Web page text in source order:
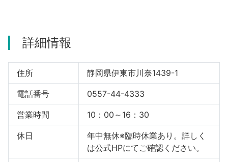
詳細情報
住所 静岡県伊東市川奈1439-1
電話番号 0557-44-4333
営業時間 10：00～16：30
休日
年中無休※臨時休業あり。詳しく
は公式HPにてご確認ください。